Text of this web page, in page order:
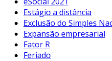
Estágio a distância
Exclusão do Simples
Expansão empresarial
Fator R
Feriado